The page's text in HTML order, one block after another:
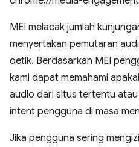
MEI melacak jumlah
menyertakan pemutaran
detik. Berdasarkan MEI
kami dapat memahami
audio dari situs tertentu
intent pengguna di masa
Jika pengguna sering